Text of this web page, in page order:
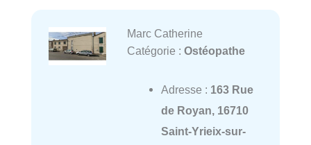
Marc Catherine
Catégorie : Ostéopathe
Adresse : 163 Rue
de Royan, 16710
Saint-Yrieix-sur-